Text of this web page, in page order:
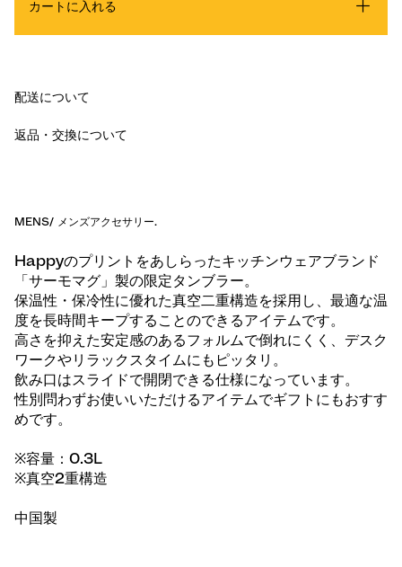
カートに入れる
配送について
返品・交換について
MENS/ メンズアクセサリー.
Happyのプリントをあしらったキッチンウェアブランド
「サーモマグ」製の限定タンブラー。
保温性・保冷性に優れた真空二重構造を採用し、最適な温
度を長時間キープすることのできるアイテムです。
高さを抑えた安定感のあるフォルムで倒れにくく、デスク
ワークやリラックスタイムにもピッタリ。
飲み口はスライドで開閉できる仕様になっています。
性別問わずお使いいただけるアイテムでギフトにもおすす
めです。
※容量：0.3L
※真空2重構造
中国製